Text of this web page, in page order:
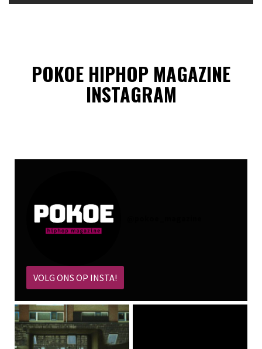
POKOE HIPHOP MAGAZINE
INSTAGRAM
VOLG ONS OP INSTA!